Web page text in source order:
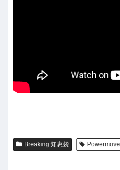
Breaking 知恵袋 Powermove